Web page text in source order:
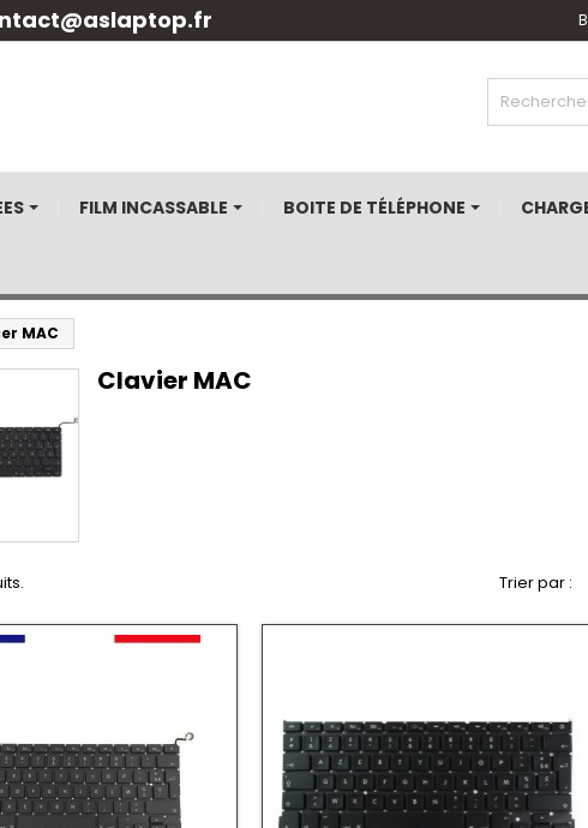
FILM INCASSABLE BOITE DE TÉLÉPHONE
MAC
Clavier MAC
Trier par :